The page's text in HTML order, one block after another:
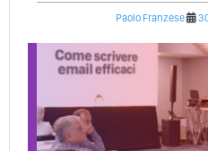
Paolo Franzese